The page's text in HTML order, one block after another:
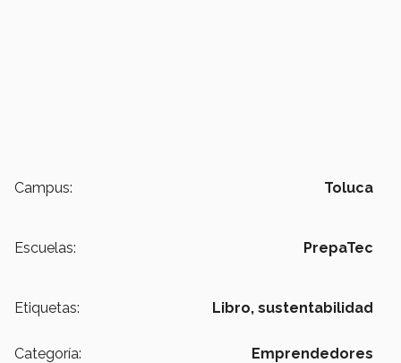
Campus: Toluca
Escuelas: PrepaTec
Etiquetas: Libro, sustentabilidad
Categoría: Emprendedores